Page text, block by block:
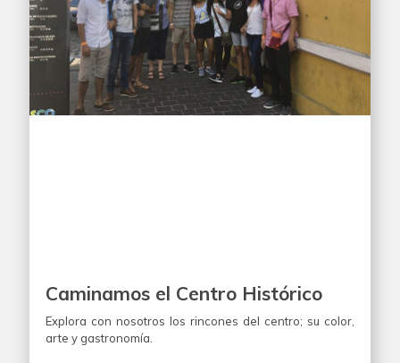
Caminamos el Centro Histórico
Explora con nosotros los rincones del centro; su color,
arte y gastronomía.